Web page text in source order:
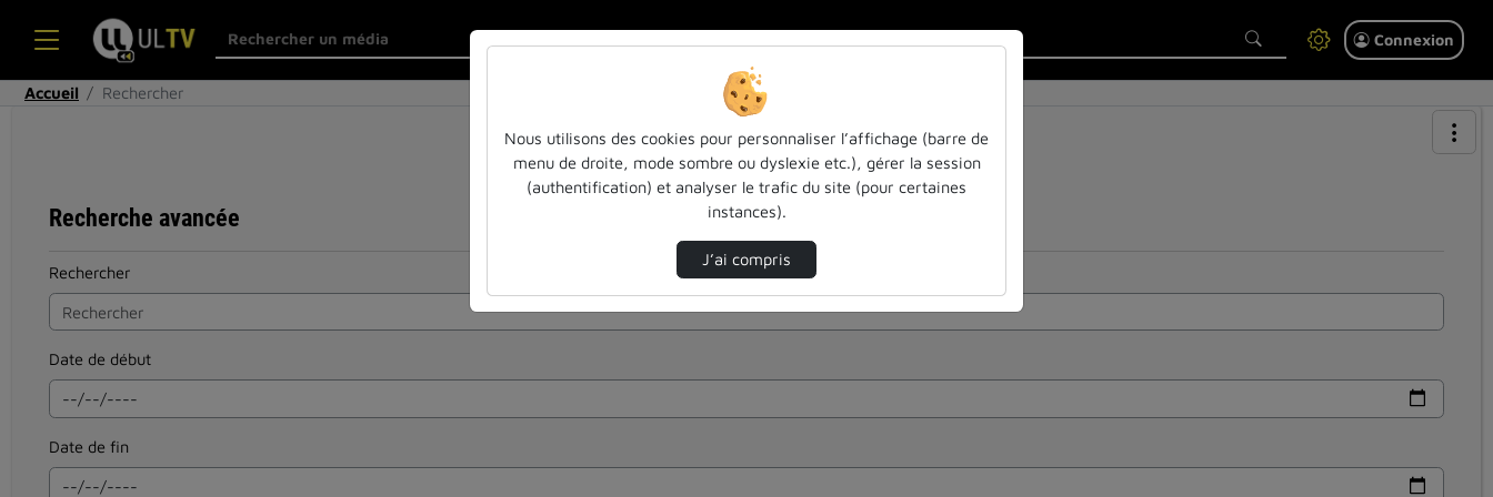
Connexion
Accueil Rechercher
Recherche avancée
Rechercher
Date de début
Date de fin
Nous utilisons des cookies pour personnaliser l’affichage (barre de
menu de droite, mode sombre ou dyslexie etc.), gérer la session
(authentification) et analyser le trafic du site (pour certaines
instances).
J’ai compris